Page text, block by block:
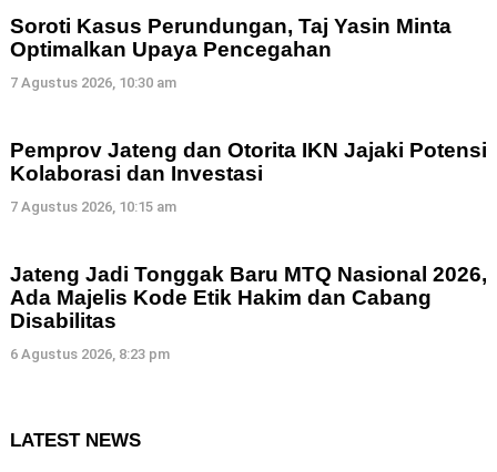
Soroti Kasus Perundungan, Taj Yasin Minta
Optimalkan Upaya Pencegahan
7 Agustus 2026, 10:30 am
Pemprov Jateng dan Otorita IKN Jajaki Potensi
Kolaborasi dan Investasi
7 Agustus 2026, 10:15 am
Jateng Jadi Tonggak Baru MTQ Nasional 2026,
Ada Majelis Kode Etik Hakim dan Cabang
Disabilitas
6 Agustus 2026, 8:23 pm
LATEST NEWS